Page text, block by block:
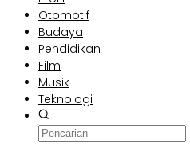
Otomotif
Budaya
Pendidikan
Film
Musik
Teknologi